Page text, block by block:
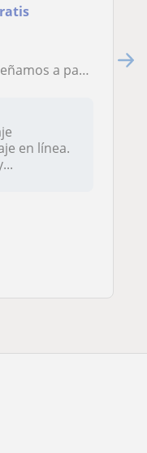
más rápida y eficaz
en línea.